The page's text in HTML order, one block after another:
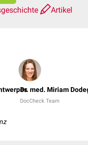
Artikel
Dr. med. Miriam
DocCheck Team